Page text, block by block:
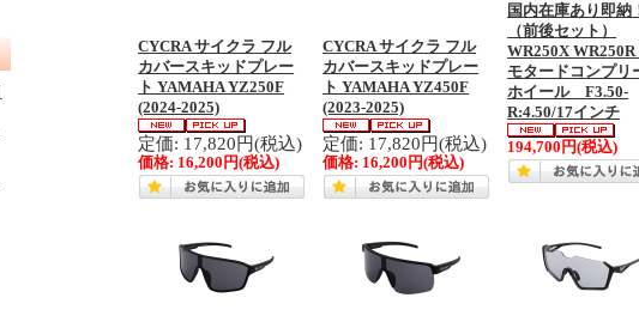
CYCRA サイクラ フル
カバースキッドプレー
ト YAMAHA YZ250F
(2024-2025)
定価: 17,820円(税込)
価格: 16,200円(税込)
CYCRA サイクラ フル
カバースキッドプレー
ト YAMAHA YZ450F
(2023-2025)
定価: 17,820円(税込)
価格: 16,200円(税込)
国内在庫あり即納
（前後セット）
WR250X
モタードコンプリ
ホイール F3.50-
R:4.50/17インチ
194,700円(税込)